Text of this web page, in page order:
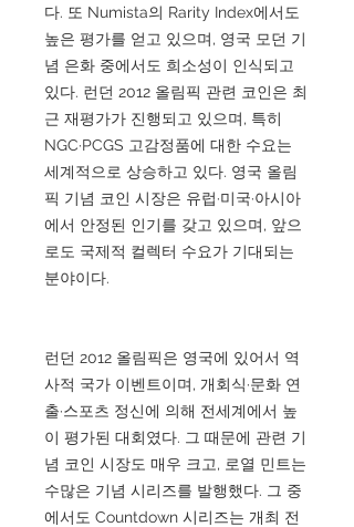
다. 또 Numista의 Rarity Index에서도
높은 평가를 얻고 있으며, 영국 모던 기
념 은화 중에서도 희소성이 인식되고
있다. 런던 2012 올림픽 관련 코인은 최
근 재평가가 진행되고 있으며, 특히
NGC·PCGS 고감정품에 대한 수요는
세계적으로 상승하고 있다. 영국 올림
픽 기념 코인 시장은 유럽·미국·아시아
에서 안정된 인기를 갖고 있으며, 앞으
로도 국제적 컬렉터 수요가 기대되는
분야이다.
런던 2012 올림픽은 영국에 있어서 역
사적 국가 이벤트이며, 개회식·문화 연
출·스포츠 정신에 의해 전세계에서 높
이 평가된 대회였다. 그 때문에 관련 기
념 코인 시장도 매우 크고, 로열 민트는
수많은 기념 시리즈를 발행했다. 그 중
에서도 Countdown 시리즈는 개최 전